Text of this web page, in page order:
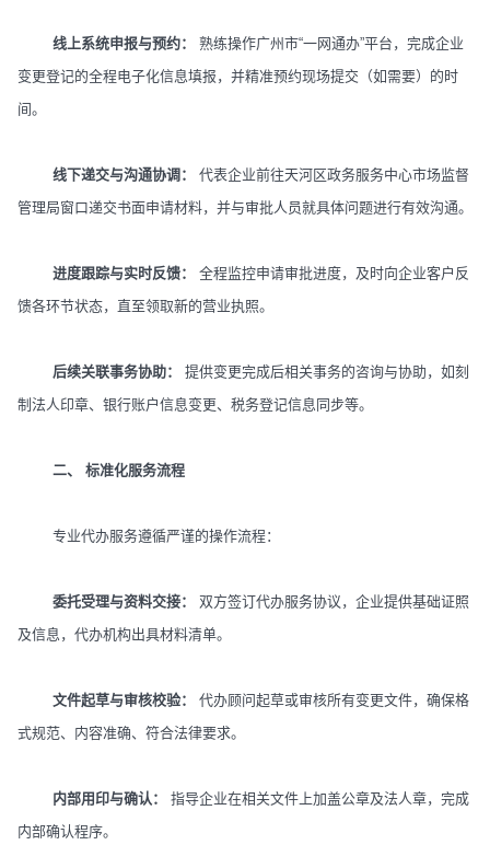
线上系统申报与预约： 熟练操作广州市“一网通办”平台，完成企业
变更登记的全程电子化信息填报，并精准预约现场提交（如需要）的时
间。
线下递交与沟通协调：
代表企业前往天河区政务服务中心市场监督
管理局窗口递交书面申请材料，并与审批人员就具体问题进行有效沟通。
进度跟踪与实时反馈： 全程监控申请审批进度，及时向企业客户反
馈各环节状态，直至领取新的营业执照。
后续关联事务协助：
提供变更完成后相关事务的咨询与协助，如刻
制法人印章、银行账户信息变更、税务登记信息同步等。
二、 标准化服务流程
专业代办服务遵循严谨的操作流程：
委托受理与资料交接：
双方签订代办服务协议，企业提供基础证照
及信息，代办机构出具材料清单。
文件起草与审核校验： 代办顾问起草或审核所有变更文件，确保格
式规范、内容准确、符合法律要求。
内部用印与确认：
指导企业在相关文件上加盖公章及法人章，完成
内部确认程序。